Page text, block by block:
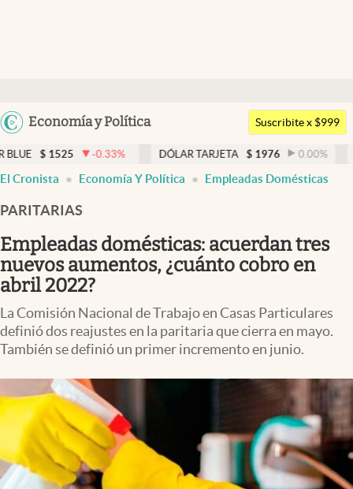
Argentina
Uruguay
Economía y Política
Members
Economía y Política
Finanzas y Mercados
Mercados Online
Negocios
Columnistas
Apertura
Clase
Clima
Mundial 2026
Eventos Corporativos
Suscribite x $999
-0.33% DÓLAR TARJETA $ 1976 0.00 % DÓLAR MEP
El Cronista Economía Y Política Empleadas Domésticas
PARITARIAS
Empleadas domésticas: acuerdan tres
nuevos aumentos, ¿cuánto cobro en
abril 2022?
La Comisión Nacional de Trabajo en Casas Particulares
definió dos reajustes en la paritaria que cierra en mayo.
También se definió un primer incremento en junio.